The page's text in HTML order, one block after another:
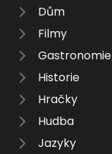
Dům
Filmy
Gastronomie
Historie
Hračky
Hudba
Jazyky